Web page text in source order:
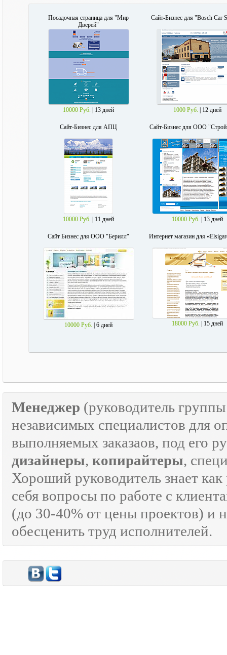
Посадочная страница для "Мир
Дверей"
10000 Руб. | 13 дней
Сайт-Бизнес для "Bosch Car
1000 Руб. | 12 дней
Сайт-Бизнес для АПЦ
10000 Руб. | 11 дней
Сайт-Бизнес для ООО
10000 Руб. | 13 дней
Сайт Бизнес для ООО "Берилл"
10000 Руб. | 6 дней
Интернет магазин для
18000 Руб. | 15 дней
Менеджер (руководитель
независимых специалистов для
выполняемых заказаов, под его
дизайнеры, копирайтеры,
Хороший руководитель знает
себя вопросы по работе с
(до 30-40% от цены проектов) и
обесценить труд исполнителей.